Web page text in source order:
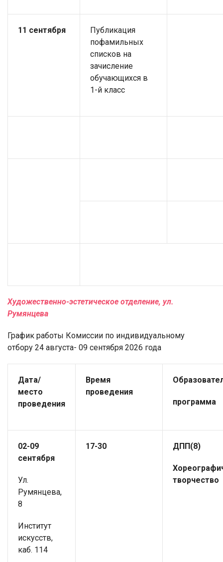
11 сентября
Публикация
пофамильных
списков на
зачисление
обучающихся в
1-й класс
Художественно-эстетическое отделение, ул.
Румянцева
График работы Комиссии по индивидуальному
отбору 24 августа- 09 сентября 2026 года
Дата/
место
проведения
Время
проведения
программа
02-09
сентября
Ул.
Румянцева,
8
Институт
искусств,
каб. 114
17-30 ДПП(8)
творчество